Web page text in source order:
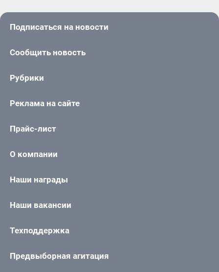
Подписаться на новости
Сообщить новость
Рубрики
Реклама на сайте
Прайс-лист
О компании
Наши награды
Наши вакансии
Техподдержка
Предвыборная агитация